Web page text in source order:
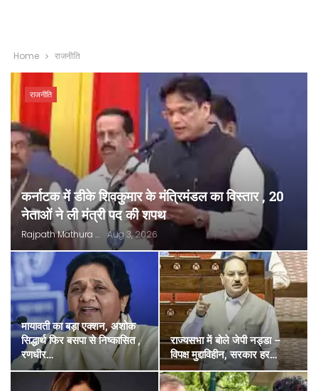
Home राजनीति
राजनीति
कर्नाटक में डीके शिवकुमार के मंत्रिमंडल का विस्तार , 20
नेताओं ने ली मंत्री पद की शपथ
Rajpath Mathura Aug 3, 2026
मायावती का बड़ा एक्शन, अशोक
सिद्धार्थ फिर बसपा से निष्कासित ,
रणधीर…
राज्यसभा में बोले जेपी नड्डा –
विपक्ष मुद्दाविहीन, सरकार हर…